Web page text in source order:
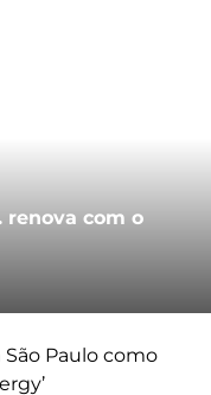
renova com o